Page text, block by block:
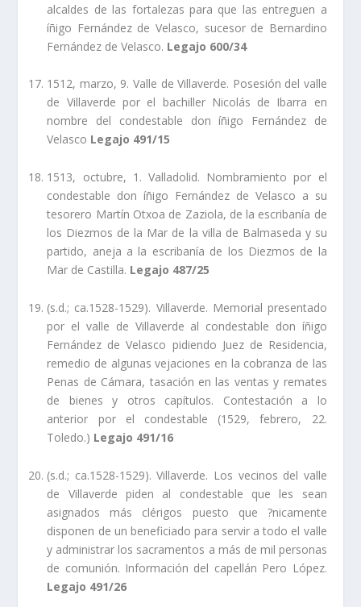
alcaldes de las fortalezas para que las entreguen a
íñigo Fernández de Velasco, sucesor de Bernardino
Fernández de Velasco. Legajo 600/34
1512, marzo, 9. Valle de Villaverde. Posesión del valle
de Villaverde por el bachiller Nicolás de Ibarra en
nombre del condestable don íñigo Fernández de
Velasco Legajo 491/15
1513, octubre, 1. Valladolid. Nombramiento por el
condestable don íñigo Fernández de Velasco a su
tesorero Martí­n Otxoa de Zaziola, de la escribaní­a de
los Diezmos de la Mar de la villa de Balmaseda y su
partido, aneja a la escribaní­a de los Diezmos de la
Mar de Castilla. Legajo 487/25
(s.d.; ca.1528-1529). Villaverde. Memorial presentado
por el valle de Villaverde al condestable don íñigo
Fernández de Velasco pidiendo Juez de Residencia,
remedio de algunas vejaciones en la cobranza de las
Penas de Cámara, tasación en las ventas y remates
de bienes y otros capí­tulos. Contestación a lo
anterior por el condestable (1529, febrero, 22.
Toledo.) Legajo 491/16
(s.d.; ca.1528-1529). Villaverde. Los vecinos del valle
de Villaverde piden al condestable que les sean
asignados más clérigos puesto que ?nicamente
disponen de un beneficiado para servir a todo el valle
y administrar los sacramentos a más de mil personas
de comunión. Información del capellán Pero López.
Legajo 491/26